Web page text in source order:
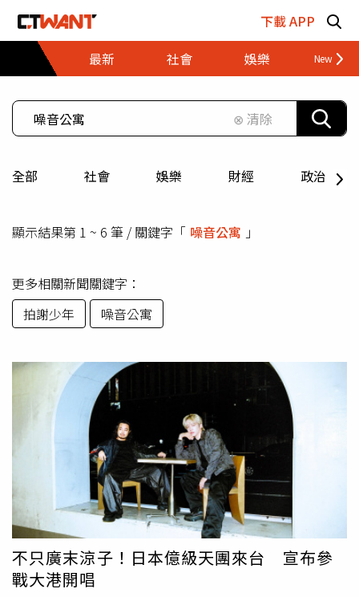
下載 APP
最新
社會 娛樂 財經
⊗ 清除
全部 社會 娛樂 財經 政治
顯示結果第 1 ~ 6 筆 / 關鍵字「 噪音公寓 」
更多相關新聞關鍵字：
拍謝少年
噪音公寓
不只廣末涼子！日本億級天團來台 宣布參
戰大港開唱